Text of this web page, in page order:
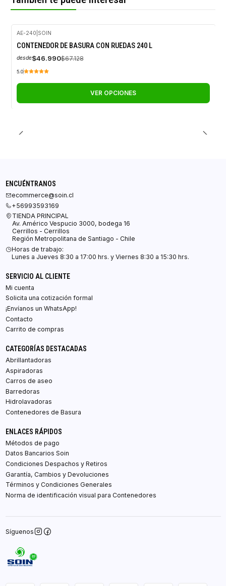
-30%
OFF
AE-240 SOIN
CONTENEDOR DE BASURA CON RUEDAS 240 L
desde$46.990$67.128
5.0
VER OPCIONES
ENCUÉNTRANOS
ecommerce@soin.cl
+56993593169
TIENDA PRINCIPAL
Av. Américo Vespucio 3000, bodega 16
Cerrillos - Cerrillos
Región Metropolitana de Santiago - Chile
Horas de trabajo:
Lunes a Jueves 8:30 a 17:00 hrs. y Viernes 8:30 a 15:30 hrs.
SERVICIO AL CLIENTE
Mi cuenta
Solicita una cotización formal
¡Envíanos un WhatsApp!
Contacto
Carrito de compras
CATEGORÍAS DESTACADAS
Abrillantadoras
Aspiradoras
Carros de aseo
Barredoras
Hidrolavadoras
Contenedores de Basura
ENLACES RÁPIDOS
Métodos de pago
Datos Bancarios Soin
Condiciones Despachos y Retiros
Garantía, Cambios y Devoluciones
Términos y Condiciones Generales
Norma de identificación visual para Contenedores
Síguenos